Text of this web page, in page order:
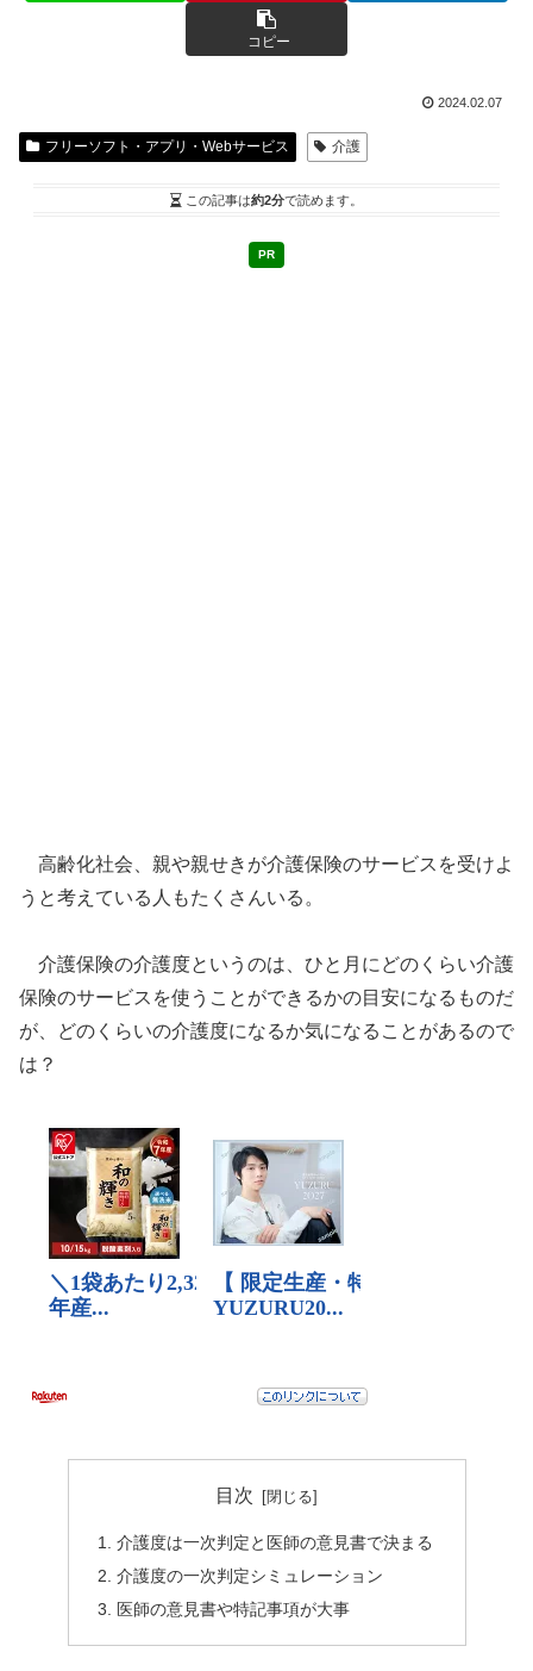
コピー
2024.02.07
フリーソフト・アプリ・Webサービス 介護
この記事は約2分で読めます。
PR
高齢化社会、親や親せきが介護保険のサービスを受けよ
うと考えている人もたくさんいる。
介護保険の介護度というのは、ひと月にどのくらい介護
保険のサービスを使うことができるかの目安になるものだ
が、どのくらいの介護度になるか気になることがあるので
は？
目次
介護度は一次判定と医師の意見書で決まる
介護度の一次判定シミュレーション
医師の意見書や特記事項が大事